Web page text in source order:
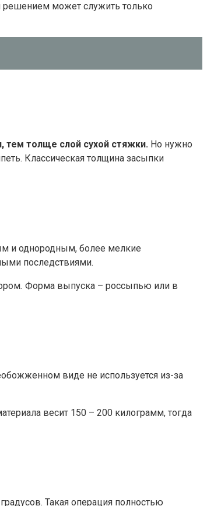
решением может служить только
тем толще слой сухой стяжки. Но нужно
Классическая толщина засыпки
и однородным, более мелкие
последствиями.
. Форма выпуска – россыпью или в
виде не используется из-за
весит 150 – 200 килограмм, тогда
Такая операция полностью